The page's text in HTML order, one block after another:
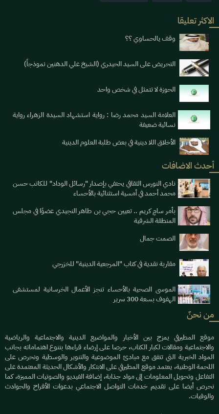
الاكثر تعليقا
وقف يالحساوي ؟؟
التحريض على السيد الحيدري (الشيخ علي الدهنين نموذجاً)
الحوزة لا تتمثل في شخص واحد
العلامة السيد محمد رضا : رواية استشهاد السيدة الزهراء رواية
نسائية ضعيفة
الأخلاق اللا دينية في بعض طلبة العلوم الدينية
أحدث الاضافات
نادي النورس الثقافي يحتفي بإصدار "رسائل الوداد" للكاتب حسن
محمد أحمد في أمسية استثنائية بالأحساء
بأمر سامٍ كريم .. تعيين حجي بن طاهر النجيدي عضوًا في مجلس
المنطقة الشرقية
الصمت جمال
مقاربة نقدية في كتاب "المرجعية الدينية" للخزرجي
الموسى الصحية بالأحساء تنجز الأعمال الخرسانية لمستشفى
الهفوف بسعة 300 سرير
من نحنٌ
موقع المطيرفي يمزج بين الأخبار والمواضيع الدينية والاجتماعية والرياضية
والاجتماعية ومقالات لكبار الكتاب، حرصا على إرضاء قراءها بتنوع اهتماماته بجانب
المواد الخبرية التي تتفق مع مبادئ الموضوعية والتنوير والوسطية ونحرص على
اللحمة الوطنية، يعتمد موقع المطيرفي على الابتكار والأشكال الحديثة المعتمدة على
التفاعل وتحويل المعلومات إلى مواد جذابة، إضافة الفيديو والصوتيات المميزة، كما
نحرص أيضا على تقديم خدمات التواصل الاجتماعي بدعوات الأفراح والحوادث
والوفيات.